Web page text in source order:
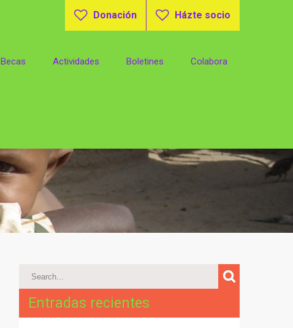
Donación Házte socio
Becas Actividades Boletines Colabora
Entradas recientes